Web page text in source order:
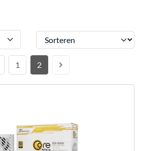
Sorteren
1 2